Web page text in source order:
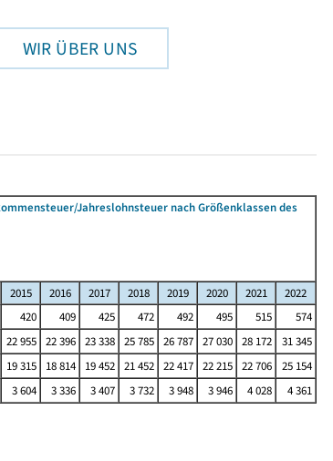
WIR ÜBER UNS
Jahreslohnsteuer nach Größenklassen des
2015 2016 2017 2018 2019 2020 2021
2022
420 409 425 472 492 495 515
574
22 955 22 396 23 338 25 785 26 787 27 030 28 172
31 345
19 315 18 814 19 452 21 452 22 417 22 215 22 706
25 154
3 604 3 336 3 407 3 732 3 948 3 946 4 028 4 361